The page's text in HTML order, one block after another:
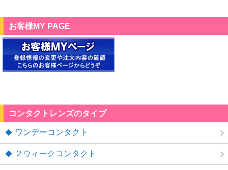
お客様MY PAGE
コンタクトレンズのタイプ
ワンデーコンタクト
２ウィークコンタクト